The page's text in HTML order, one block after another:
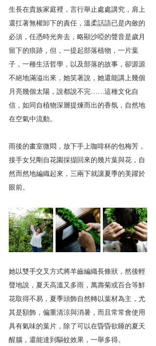
生長在貴族家庭裡，言行舉止處處講究，肩上
還扛著無權卸下的責任，溫柔話語已是內斂的
必須，任憑時光奔去，略顯沙啞的聲音是歲月
留下的痕跡，但，一提起部落植物，一片葉
子，一種生活哲學，以及部落的故事，卻源源
不絕地滿溢出來，她笑著說，她還能講上幾個
月亮幾個太陽，說都說不完……這種文化自
信，如同自植物深層提煉而出的香氛，自然地
在空氣中流動。
雨後的畫室微悶，放下手上咖啡杯的包梅芳，
接手女兒剛自花園採擷回來的幾片葉與花，自
然而然地編織起來，三兩下就讓夏季的美躍於
眼前。
她以雙手交叉方式將羊齒編織長條狀，然後輕
聲地說，夏天高溫又多雨，萬壽菊或百合等鮮
花取得不易，夏季頭飾自然轉以葉材為主，尤
其是額飾，偏重清涼與消暑，而且常常會使用
具有氣味的葉片，除了可以在昏昏欲睡的夏天
醒腦，還能達到驅蚊效果，一舉多得。